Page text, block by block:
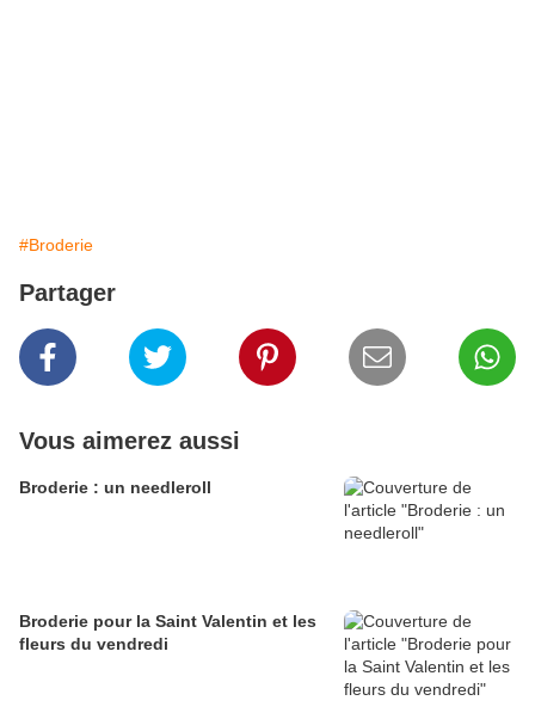
#Broderie
Partager
Vous aimerez aussi
Broderie : un needleroll
Broderie pour la Saint Valentin et les
fleurs du vendredi